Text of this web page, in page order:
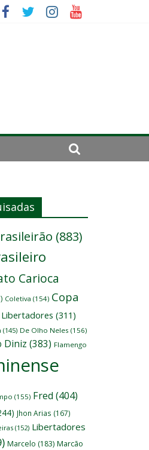
(883)
Carioca
Coletiva (154) Copa
(311)
(145) De Olho Neles (156)
Diniz (383) Flamengo
(155) Fred (404)
Jhon Arias (167)
(152) Libertadores
Marcelo (183) Marcão